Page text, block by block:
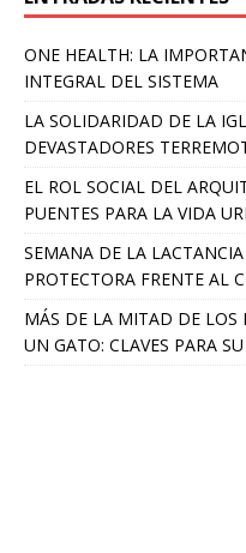
ONE HEALTH: LA
INTEGRAL DEL SISTEMA
LA SOLIDARIDAD DE LA
DEVASTADORES
EL ROL SOCIAL DEL
PUENTES PARA LA VIDA
SEMANA DE LA
PROTECTORA FRENTE AL
MÁS DE LA MITAD DE LOS
UN GATO: CLAVES PARA